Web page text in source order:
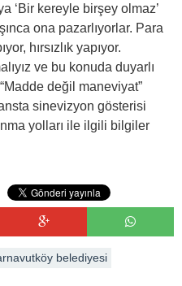
‘Bir kereyle birşey olmaz’
ona pazarlıyorlar. Para
hırsızlık yapıyor.
ve bu konuda duyarlı
değil maneviyat”
sinevizyon gösterisi
yolları ile ilgili bilgiler
belediyesi